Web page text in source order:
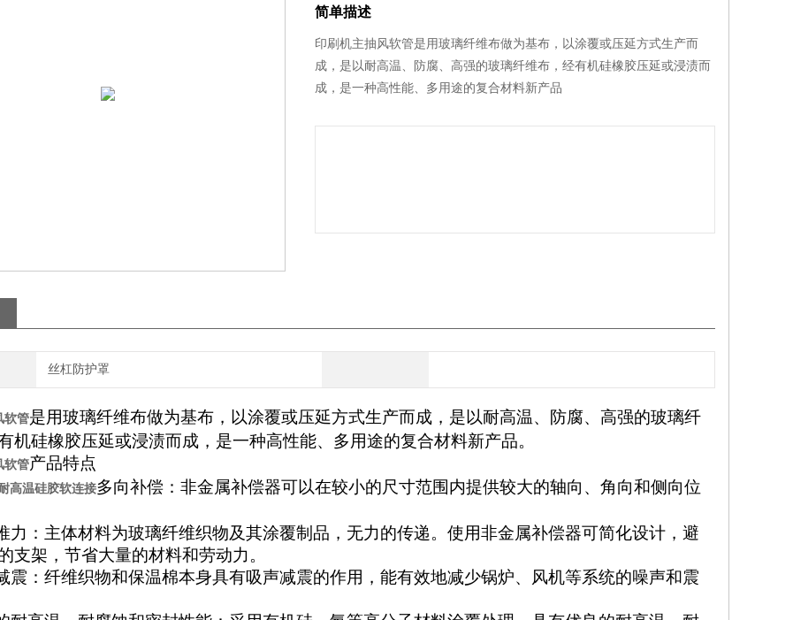
简单描述
印刷机主抽风软管是用玻璃纤维布做为基布，以涂覆或压延方式生产而
成，是以耐高温、防腐、高强的玻璃纤维布，经有机硅橡胶压延或浸渍而
成，是一种高性能、多用途的复合材料新产品
丝杠防护罩
软管是用玻璃纤维布做为基布，以涂覆或压延方式生产而成，是以耐高温、防腐、高强的玻璃纤
机硅橡胶压延或浸渍而成，是一种高性能、多用途的复合材料新产品。
软管产品特点
高温硅胶软连接多向补偿：非金属补偿器可以在较小的尺寸范围内提供较大的轴向、角向和侧向位
力：主体材料为玻璃纤维织物及其涂覆制品，无力的传递。使用非金属补偿器可简化设计，避
支架，节省大量的材料和劳动力。
震：纤维织物和保温棉本身具有吸声减震的作用，能有效地减少锅炉、 风机等系统的噪声和震